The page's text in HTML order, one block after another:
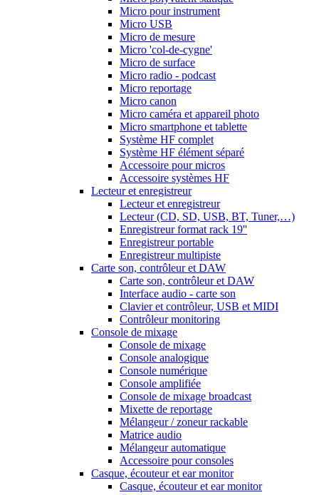
Micro pour instrument
Micro USB
Micro de mesure
Micro 'col-de-cygne'
Micro de surface
Micro radio - podcast
Micro reportage
Micro canon
Micro caméra et appareil photo
Micro smartphone et tablette
Système HF complet
Système HF élément séparé
Accessoire pour micros
Accessoire systèmes HF
Lecteur et enregistreur
Lecteur et enregistreur
Lecteur (CD, SD, USB, BT, Tuner,…)
Enregistreur format rack 19''
Enregistreur portable
Enregistreur multipiste
Carte son, contrôleur et DAW
Carte son, contrôleur et DAW
Interface audio - carte son
Clavier et contrôleur, USB et MIDI
Contrôleur monitoring
Console de mixage
Console de mixage
Console analogique
Console numérique
Console amplifiée
Console de mixage broadcast
Mixette de reportage
Mélangeur / zoneur rackable
Matrice audio
Mélangeur automatique
Accessoire pour consoles
Casque, écouteur et ear monitor
Casque, écouteur et ear monitor